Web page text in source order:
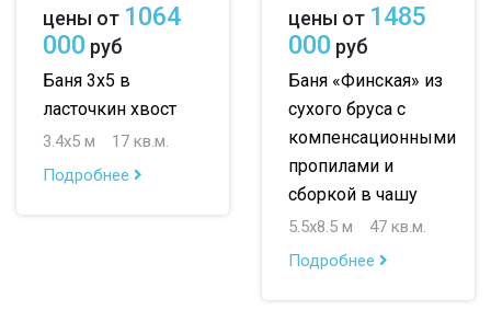
цены от 1064
000 руб
Баня 3х5 в
ласточкин хвост
3.4х5 м
17 кв.м.
Подробнее
цены от 1485
000 руб
Баня «Финская» из
сухого бруса с
компенсационными
пропилами и
сборкой в чашу
5.5х8.5 м
47 кв.м.
Подробнее